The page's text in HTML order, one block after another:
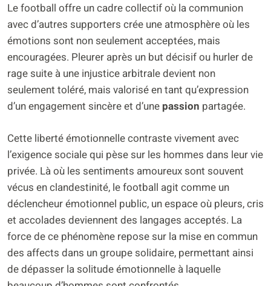
Le football offre un cadre collectif où la communion
avec d’autres supporters crée une atmosphère où les
émotions sont non seulement acceptées, mais
encouragées. Pleurer après un but décisif ou hurler de
rage suite à une injustice arbitrale devient non
seulement toléré, mais valorisé en tant qu’expression
d’un engagement sincère et d’une passion partagée.
Cette liberté émotionnelle contraste vivement avec
l’exigence sociale qui pèse sur les hommes dans leur vie
privée. Là où les sentiments amoureux sont souvent
vécus en clandestinité, le football agit comme un
déclencheur émotionnel public, un espace où pleurs, cris
et accolades deviennent des langages acceptés. La
force de ce phénomène repose sur la mise en commun
des affects dans un groupe solidaire, permettant ainsi
de dépasser la solitude émotionnelle à laquelle